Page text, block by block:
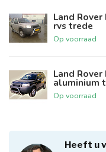
Land
rvs trede
Op voorraad
Land
aluminium
Op voorraad
Heeft u